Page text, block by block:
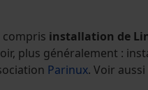
installation de
plus généralement :
Parinux. Voir aussi